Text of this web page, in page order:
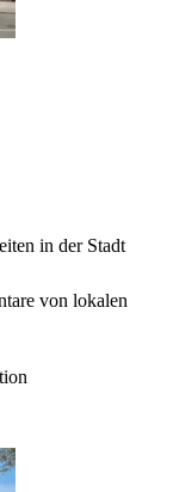
in der Stadt
von lokalen